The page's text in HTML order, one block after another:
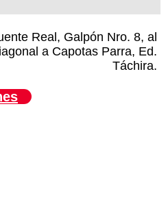
Real, Galpón Nro. 8, al
a Capotas Parra, Ed.
Táchira.